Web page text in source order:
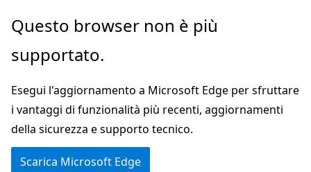
Ignora
passa
contenuto
principale
Questo browser non è più
supportato.
Esegui l'aggiornamento a Microsoft Edge per sfruttare
i vantaggi di funzionalità più recenti, aggiornamenti
della sicurezza e supporto tecnico.
Scarica Microsoft Edge